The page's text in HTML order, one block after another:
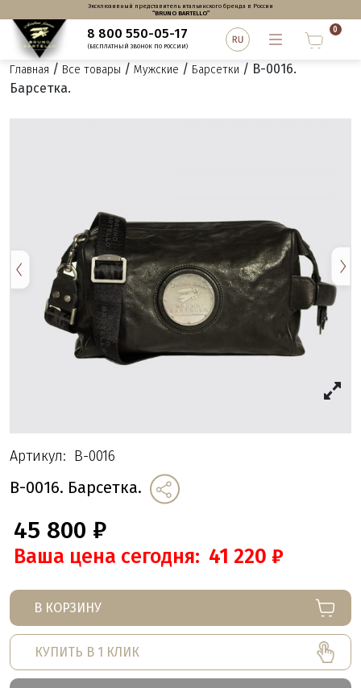
Эксклюзивный представитель итальянского бренда в России
“BRUNO BARTELLO”
8 800 550-05-17
(БЕСПЛАТНЫЙ ЗВОНОК ПО РОССИИ)
0
Главная / Все товары / Мужские / Барсетки / B-0016.
Барсетка.
Артикул: B-0016
B-0016. Барсетка.
45 800 ₽
Ваша цена сегодня: 41 220 ₽
В КОРЗИНУ
КУПИТЬ В 1 КЛИК